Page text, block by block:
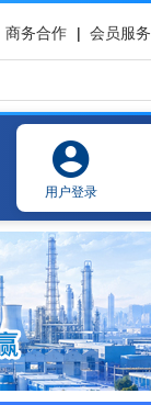
商务合作 | 会员服务
用户登录